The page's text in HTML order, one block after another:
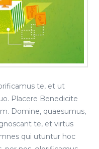
te, et ut
Placere Benedicite
Domine, quaesumus,
te, et virtus
qui utuntur hoc